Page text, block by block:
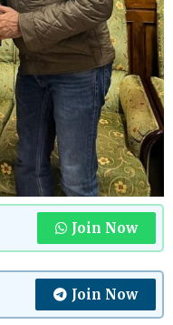
Join Now
Join Now